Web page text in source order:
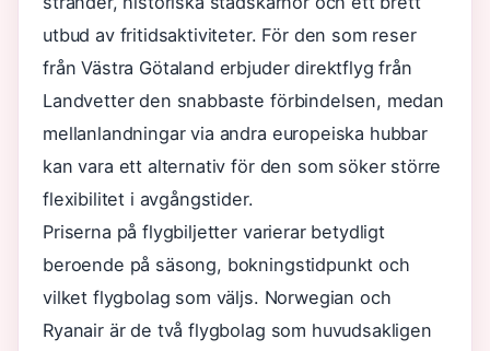
utbud av fritidsaktiviteter. För den som reser
från Västra Götaland erbjuder direktflyg från
Landvetter den snabbaste förbindelsen, medan
mellanlandningar via andra europeiska hubbar
kan vara ett alternativ för den som söker större
flexibilitet i avgångstider.
Priserna på flygbiljetter varierar betydligt
beroende på säsong, bokningstidpunkt och
vilket flygbolag som väljs. Norwegian och
Ryanair är de två flygbolag som huvudsakligen